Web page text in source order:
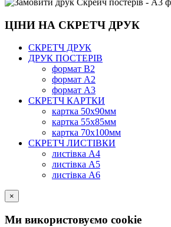
ЦІНИ НА СКРЕТЧ ДРУК
СКРЕТЧ ДРУК
ДРУК ПОСТЕРІВ
формат В2
формат А2
формат А3
СКРЕТЧ КАРТКИ
картка 50х90мм
картка 55х85мм
картка 70х100мм
СКРЕТЧ ЛИСТІВКИ
листівка А4
листівка А5
листівка А6
×
Ми використовуємо cookie